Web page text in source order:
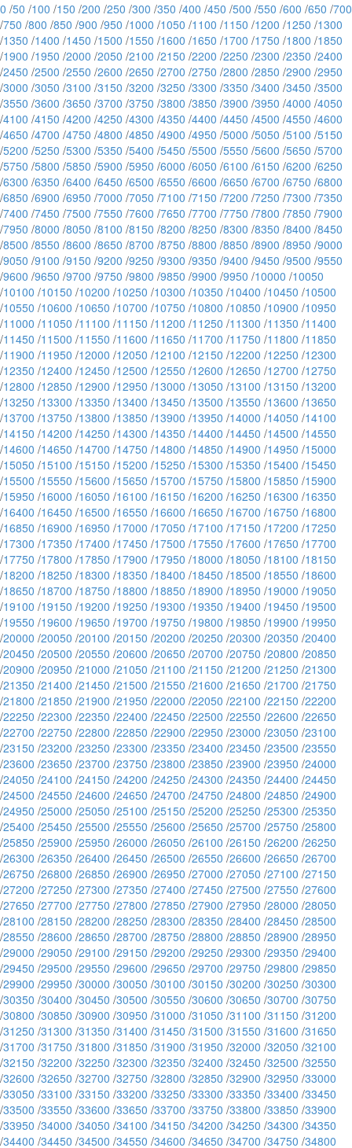
0 /50 /100 /150 /200 /250 /300 /350 /400 /450 /500 /550 /600 /650 /700
/750 /800 /850 /900 /950 /1000 /1050 /1100 /1150 /1200 /1250 /1300
/1350 /1400 /1450 /1500 /1550 /1600 /1650 /1700 /1750 /1800 /1850
/1900 /1950 /2000 /2050 /2100 /2150 /2200 /2250 /2300 /2350 /2400
/2450 /2500 /2550 /2600 /2650 /2700 /2750 /2800 /2850 /2900 /2950
/3000 /3050 /3100 /3150 /3200 /3250 /3300 /3350 /3400 /3450 /3500
/3550 /3600 /3650 /3700 /3750 /3800 /3850 /3900 /3950 /4000 /4050
/4100 /4150 /4200 /4250 /4300 /4350 /4400 /4450 /4500 /4550 /4600
/4650 /4700 /4750 /4800 /4850 /4900 /4950 /5000 /5050 /5100 /5150
/5200 /5250 /5300 /5350 /5400 /5450 /5500 /5550 /5600 /5650 /5700
/5750 /5800 /5850 /5900 /5950 /6000 /6050 /6100 /6150 /6200 /6250
/6300 /6350 /6400 /6450 /6500 /6550 /6600 /6650 /6700 /6750 /6800
/6850 /6900 /6950 /7000 /7050 /7100 /7150 /7200 /7250 /7300 /7350
/7400 /7450 /7500 /7550 /7600 /7650 /7700 /7750 /7800 /7850 /7900
/7950 /8000 /8050 /8100 /8150 /8200 /8250 /8300 /8350 /8400 /8450
/8500 /8550 /8600 /8650 /8700 /8750 /8800 /8850 /8900 /8950 /9000
/9050 /9100 /9150 /9200 /9250 /9300 /9350 /9400 /9450 /9500 /9550
/9600 /9650 /9700 /9750 /9800 /9850 /9900 /9950 /10000 /10050
/10100 /10150 /10200 /10250 /10300 /10350 /10400 /10450 /10500
/10550 /10600 /10650 /10700 /10750 /10800 /10850 /10900 /10950
/11000 /11050 /11100 /11150 /11200 /11250 /11300 /11350 /11400
/11450 /11500 /11550 /11600 /11650 /11700 /11750 /11800 /11850
/11900 /11950 /12000 /12050 /12100 /12150 /12200 /12250 /12300
/12350 /12400 /12450 /12500 /12550 /12600 /12650 /12700 /12750
/12800 /12850 /12900 /12950 /13000 /13050 /13100 /13150 /13200
/13250 /13300 /13350 /13400 /13450 /13500 /13550 /13600 /13650
/13700 /13750 /13800 /13850 /13900 /13950 /14000 /14050 /14100
/14150 /14200 /14250 /14300 /14350 /14400 /14450 /14500 /14550
/14600 /14650 /14700 /14750 /14800 /14850 /14900 /14950 /15000
/15050 /15100 /15150 /15200 /15250 /15300 /15350 /15400 /15450
/15500 /15550 /15600 /15650 /15700 /15750 /15800 /15850 /15900
/15950 /16000 /16050 /16100 /16150 /16200 /16250 /16300 /16350
/16400 /16450 /16500 /16550 /16600 /16650 /16700 /16750 /16800
/16850 /16900 /16950 /17000 /17050 /17100 /17150 /17200 /17250
/17300 /17350 /17400 /17450 /17500 /17550 /17600 /17650 /17700
/17750 /17800 /17850 /17900 /17950 /18000 /18050 /18100 /18150
/18200 /18250 /18300 /18350 /18400 /18450 /18500 /18550 /18600
/18650 /18700 /18750 /18800 /18850 /18900 /18950 /19000 /19050
/19100 /19150 /19200 /19250 /19300 /19350 /19400 /19450 /19500
/19550 /19600 /19650 /19700 /19750 /19800 /19850 /19900 /19950
/20000 /20050 /20100 /20150 /20200 /20250 /20300 /20350 /20400
/20450 /20500 /20550 /20600 /20650 /20700 /20750 /20800 /20850
/20900 /20950 /21000 /21050 /21100 /21150 /21200 /21250 /21300
/21350 /21400 /21450 /21500 /21550 /21600 /21650 /21700 /21750
/21800 /21850 /21900 /21950 /22000 /22050 /22100 /22150 /22200
/22250 /22300 /22350 /22400 /22450 /22500 /22550 /22600 /22650
/22700 /22750 /22800 /22850 /22900 /22950 /23000 /23050 /23100
/23150 /23200 /23250 /23300 /23350 /23400 /23450 /23500 /23550
/23600 /23650 /23700 /23750 /23800 /23850 /23900 /23950 /24000
/24050 /24100 /24150 /24200 /24250 /24300 /24350 /24400 /24450
/24500 /24550 /24600 /24650 /24700 /24750 /24800 /24850 /24900
/24950 /25000 /25050 /25100 /25150 /25200 /25250 /25300 /25350
/25400 /25450 /25500 /25550 /25600 /25650 /25700 /25750 /25800
/25850 /25900 /25950 /26000 /26050 /26100 /26150 /26200 /26250
/26300 /26350 /26400 /26450 /26500 /26550 /26600 /26650 /26700
/26750 /26800 /26850 /26900 /26950 /27000 /27050 /27100 /27150
/27200 /27250 /27300 /27350 /27400 /27450 /27500 /27550 /27600
/27650 /27700 /27750 /27800 /27850 /27900 /27950 /28000 /28050
/28100 /28150 /28200 /28250 /28300 /28350 /28400 /28450 /28500
/28550 /28600 /28650 /28700 /28750 /28800 /28850 /28900 /28950
/29000 /29050 /29100 /29150 /29200 /29250 /29300 /29350 /29400
/29450 /29500 /29550 /29600 /29650 /29700 /29750 /29800 /29850
/29900 /29950 /30000 /30050 /30100 /30150 /30200 /30250 /30300
/30350 /30400 /30450 /30500 /30550 /30600 /30650 /30700 /30750
/30800 /30850 /30900 /30950 /31000 /31050 /31100 /31150 /31200
/31250 /31300 /31350 /31400 /31450 /31500 /31550 /31600 /31650
/31700 /31750 /31800 /31850 /31900 /31950 /32000 /32050 /32100
/32150 /32200 /32250 /32300 /32350 /32400 /32450 /32500 /32550
/32600 /32650 /32700 /32750 /32800 /32850 /32900 /32950 /33000
/33050 /33100 /33150 /33200 /33250 /33300 /33350 /33400 /33450
/33500 /33550 /33600 /33650 /33700 /33750 /33800 /33850 /33900
/33950 /34000 /34050 /34100 /34150 /34200 /34250 /34300 /34350
/34400 /34450 /34500 /34550 /34600 /34650 /34700 /34750 /34800